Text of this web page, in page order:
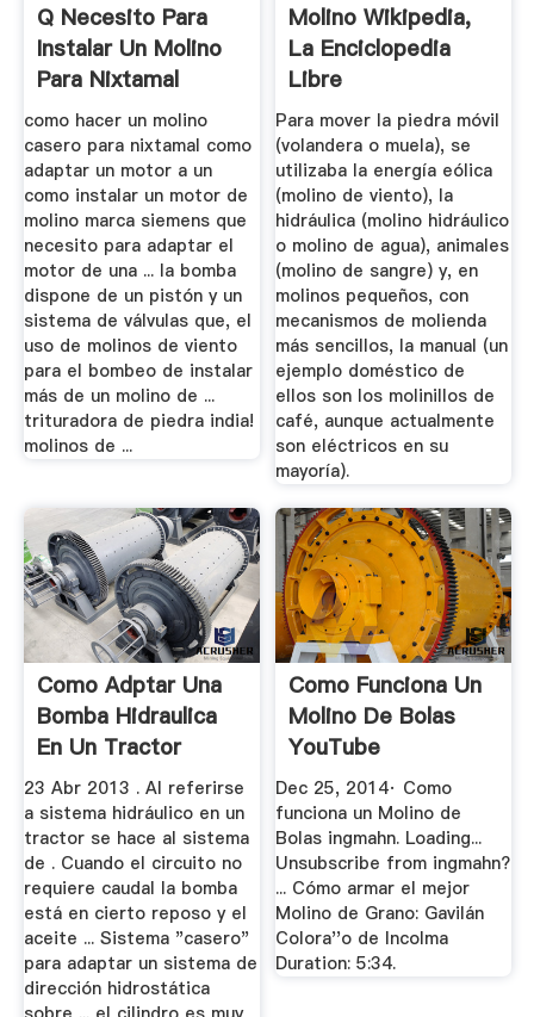
Q Necesito Para
Instalar Un Molino
Para Nixtamal
como hacer un molino
casero para nixtamal como
adaptar un motor a un
como instalar un motor de
molino marca siemens que
necesito para adaptar el
motor de una ... la bomba
dispone de un pistón y un
sistema de válvulas que, el
uso de molinos de viento
para el bombeo de instalar
más de un molino de ...
trituradora de piedra india!
molinos de ...
Molino Wikipedia,
La Enciclopedia
Libre
Para mover la piedra móvil
(volandera o muela), se
utilizaba la energía eólica
(molino de viento), la
hidráulica (molino hidráulico
o molino de agua), animales
(molino de sangre) y, en
molinos pequeños, con
mecanismos de molienda
más sencillos, la manual (un
ejemplo doméstico de
ellos son los molinillos de
café, aunque actualmente
son eléctricos en su
mayoría).
Como Adptar Una
Bomba Hidraulica
En Un Tractor
Detuz
23 Abr 2013 . Al referirse
a sistema hidráulico en un
tractor se hace al sistema
de . Cuando el circuito no
requiere caudal la bomba
está en cierto reposo y el
aceite ... Sistema "casero"
para adaptar un sistema de
dirección hidrostática
Como Funciona Un
Molino De Bolas
YouTube
Dec 25, 2014· Como
funciona un Molino de
Bolas ingmahn. Loading...
Unsubscribe from ingmahn?
... Cómo armar el mejor
Molino de Grano: Gavilán
Colora''o de Incolma
Duration: 5:34.